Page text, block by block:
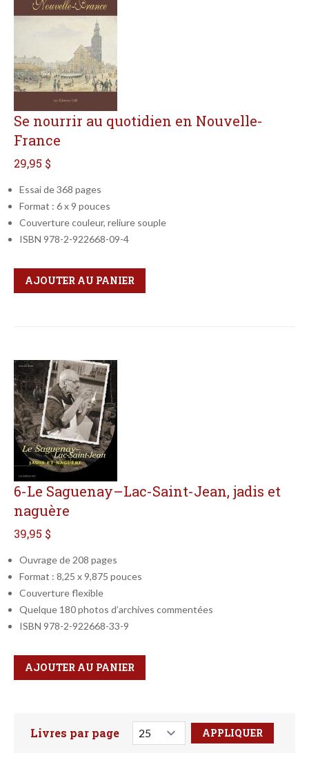
Se nourrir au quotidien en Nouvelle-
France
29,95 $
Essai de 368 pages
Format : 6 x 9 pouces
Couverture couleur, reliure souple
ISBN 978-2-922668-09-4
Qté
Format
AJOUTER AU PANIER
6-Le Saguenay–Lac-Saint-Jean, jadis et
naguère
39,95 $
Ouvrage de 208 pages
Format : 8,25 x 9,875 pouces
Couverture flexible
Quelque 180 photos d’archives commentées
ISBN 978-2-922668-33-9
Qté
Format
AJOUTER AU PANIER
Faites votre recherche ici
Livres par page